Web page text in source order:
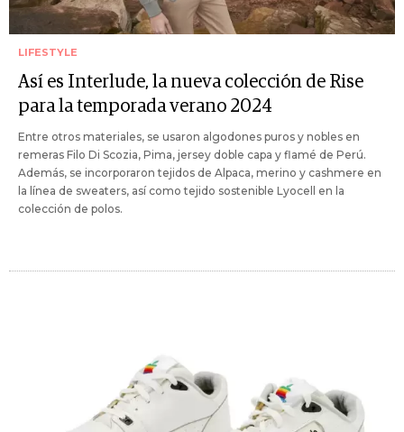
LIFESTYLE
Así es Interlude, la nueva colección de Rise
para la temporada verano 2024
Entre otros materiales, se usaron algodones puros y nobles en
remeras Filo Di Scozia, Pima, jersey doble capa y flamé de Perú.
Además, se incorporaron tejidos de Alpaca, merino y cashmere en
la línea de sweaters, así como tejido sostenible Lyocell en la
colección de polos.